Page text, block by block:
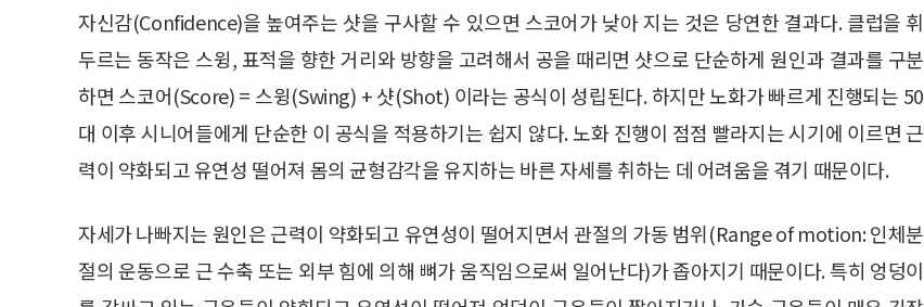
자신감(Confidence)을 높여주는 샷을 구사할 수 있으면 스코어가 낮아 지는 것은 당연한 결과다. 클럽을 휘
두르는 동작은 스윙, 표적을 향한 거리와 방향을 고려해서 공을 때리면 샷으로 단순하게 원인과 결과를 구분
하면 스코어(Score) = 스윙(Swing) + 샷(Shot) 이라는 공식이 성립된다. 하지만 노화가 빠르게 진행되는 50
대 이후 시니어들에게 단순한 이 공식을 적용하기는 쉽지 않다. 노화 진행이 점점 빨라지는 시기에 이르면 근
력이 약화되고 유연성 떨어져 몸의 균형감각을 유지하는 바른 자세를 취하는 데 어려움을 겪기 때문이다.
자세가 나빠지는 원인은 근력이 약화되고 유연성이 떨어지면서 관절의 가동 범위(Range of motion: 인체분
절의 운동으로 근 수축 또는 외부 힘에 의해 뼈가 움직임으로써 일어난다)가 좁아지기 때문이다. 특히 엉덩이